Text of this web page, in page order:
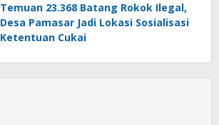
Temuan 23.368 Batang Rokok Ilegal,
Desa Pamasar Jadi Lokasi Sosialisasi
Ketentuan Cukai